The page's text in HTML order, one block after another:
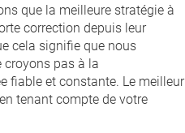
que la meilleure stratégie à
correction depuis leur
cela signifie que nous
croyons pas à la
fiable et constante. Le meilleur
tenant compte de votre